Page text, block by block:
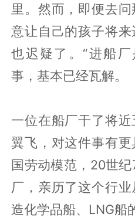
里。然而，即便去
意让自己的孩子将
也迟疑了。“进船
事，基本已经瓦解。
一位在船厂干了将
翼飞，对这件事有
国劳动模范，20世
厂，亲历了这个行
造化学品船、LNG船